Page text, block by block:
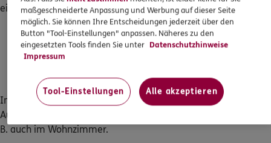
Schlafzimmer
Kinderzimmer
Rettungswege, die aus diesen Zimmern führen, also
Flure und Durchgangswege
In Berlin und Brandenburg müssen sogar in allen
Aufenthaltsräumen Rauchmelder angebracht werden, also z.
B. auch im Wohnzimmer.
In der Regel ist ein Rauchmelder pro Raum vorgeschrieben.